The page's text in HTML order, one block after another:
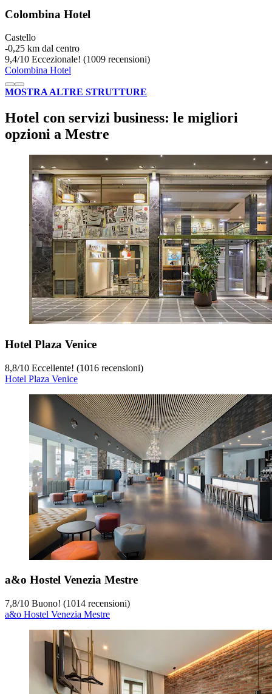
Colombina Hotel
Castello
‐0,25 km dal centro
9,4/10 Eccezionale! (1009 recensioni)
Colombina Hotel
MOSTRA ALTRE STRUTTURE
Hotel con servizi business: le migliori
opzioni a Mestre
Hotel Plaza Venice
8,8/10 Eccellente! (1016 recensioni)
Hotel Plaza Venice
a&o Hostel Venezia Mestre
7,8/10 Buono! (1014 recensioni)
a&o Hostel Venezia Mestre